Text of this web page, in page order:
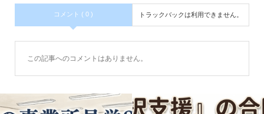
コメント ( 0 ) トラックバックは利用できません。
この記事へのコメントはありません。